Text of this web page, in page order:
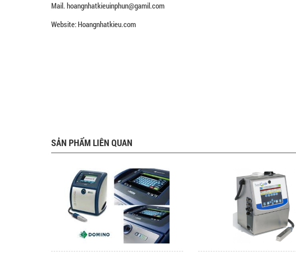
Mail. hoangnhatkieuinphun@gamil.com
Website: Hoangnhatkieu.com
SẢN PHẨM LIÊN QUAN